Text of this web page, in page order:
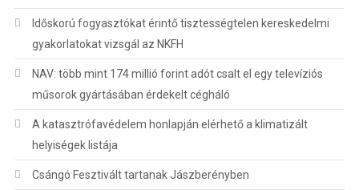
Időskorú fogyasztókat érintő tisztességtelen kereskedelmi
gyakorlatokat vizsgál az NKFH
NAV: több mint 174 millió forint adót csalt el egy televíziós
műsorok gyártásában érdekelt cégháló
A katasztrófavédelem honlapján elérhető a klimatizált
helyiségek listája
Csángó Fesztivált tartanak Jászberényben